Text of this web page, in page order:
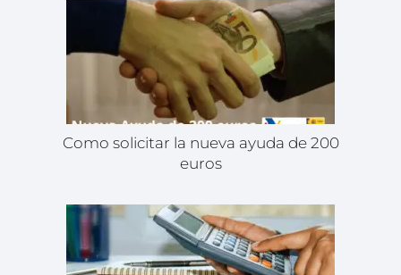
Como solicitar la nueva ayuda de 200
euros